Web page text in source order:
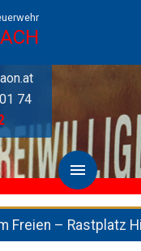
74
Freien – Rastplatz